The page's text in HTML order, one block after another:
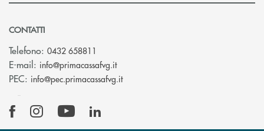
CONTATTI
Telefono: 0432 658811
E-mail: info@primacassafvg.it(si apre l’app di posta elettronica)
PEC: info@pec.primacassafvg.it(si apre l’app di posta elettronica)